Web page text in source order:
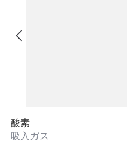
酸素
吸入ガス